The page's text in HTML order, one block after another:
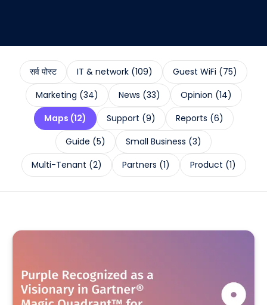
सर्व पोस्ट IT & network (109) Guest WiFi (75)
Marketing (34) News (33) Opinion (14)
Maps (12) Support (9) Reports (6)
Guide (5) Small Business (3)
Multi-Tenant (2) Partners (1) Product (1)